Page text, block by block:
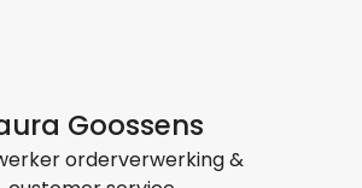
Goossens
orderverwerking &